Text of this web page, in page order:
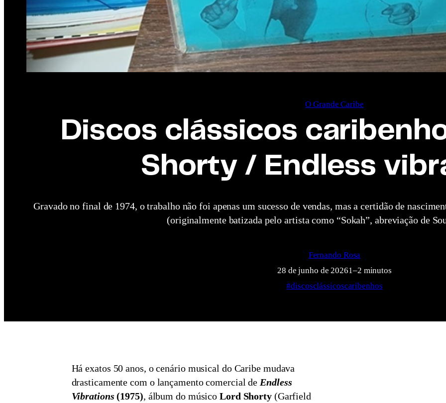
O Grande Caribe
Discos clássicos
Shorty / Endless
Gravado no final de 1974, o trabalho não foi apenas um sucesso de vendas, mas a certidão de
(originalmente batizada pelo artista como “Sokah”, abreviação de
Fernando Rosa
28 de junho de 20261–2 minutos
#discosclássicoscaribenhos
Há exatos 50 anos, o cenário musical do Caribe mudava
drasticamente com o lançamento comercial de Endless
Vibrations (1975), álbum do músicoLord Shorty(Garfield